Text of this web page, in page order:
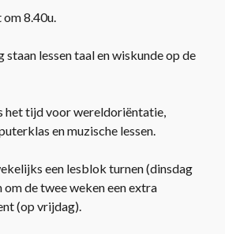
8.40u.
staan lessen taal en wiskunde op de
het tijd voor wereldoriëntatie,
en muzische lessen.
een lesblok turnen (dinsdag
de twee weken een extra
(op vrijdag).